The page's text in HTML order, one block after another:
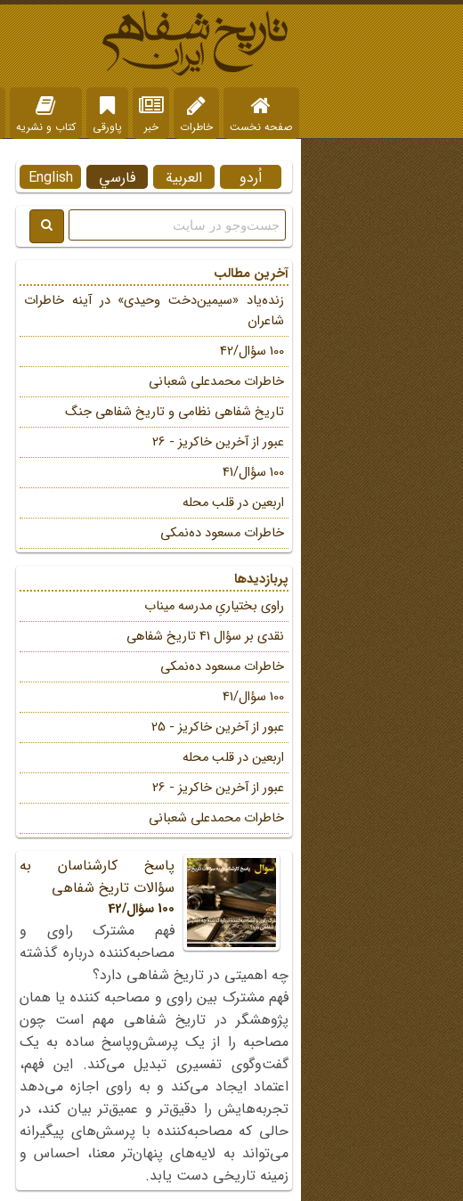
صفحه نخست خاطرات خبر پاورقی کتاب و نشریه
English فارسي العربية اُردو
آخرین مطالب
زنده‌یاد «سیمین‌دخت وحیدی» در آینه خاطرات
شاعران
100 سؤال/42
خاطرات محمد‌علی شعبانی
تاریخ شفاهی نظامی و تاریخ شفاهی جنگ
عبور از آخرین خاکریز - 26
100 سؤال/41
اربعین در قلب محله
خاطرات مسعود ده‌نمکی
پربازدیدها
راوی بختیاریِ مدرسه میناب
نقدی بر سؤال 41 تاریخ شفاهی
خاطرات مسعود ده‌نمکی
100 سؤال/41
عبور از آخرین خاکریز - 25
اربعین در قلب محله
عبور از آخرین خاکریز - 26
خاطرات محمد‌علی شعبانی
پاسخ کارشناسان به
سؤالات تاریخ شفاهی
100 سؤال/42
فهم مشترک راوی و
مصاحبه‌کننده درباره گذشته
چه اهمیتی در تاریخ شفاهی دارد؟
فهم مشترک بین راوی و مصاحبه کننده یا همان
پژوهشگر در تاریخ شفاهی مهم است چون
مصاحبه را از یک پرسش‌وپاسخ ساده به یک
گفت‌وگوی تفسیری تبدیل می‌کند. این فهم،
اعتماد ایجاد می‌کند و به راوی اجازه می‌دهد
تجربه‌هایش را دقیق‌تر و عمیق‌تر بیان کند، در
حالی که مصاحبه‌کننده با پرسش‌های پیگیرانه
می‌تواند به لایه‌های پنهان‌تر معنا، احساس و
زمینه تاریخی دست یابد.